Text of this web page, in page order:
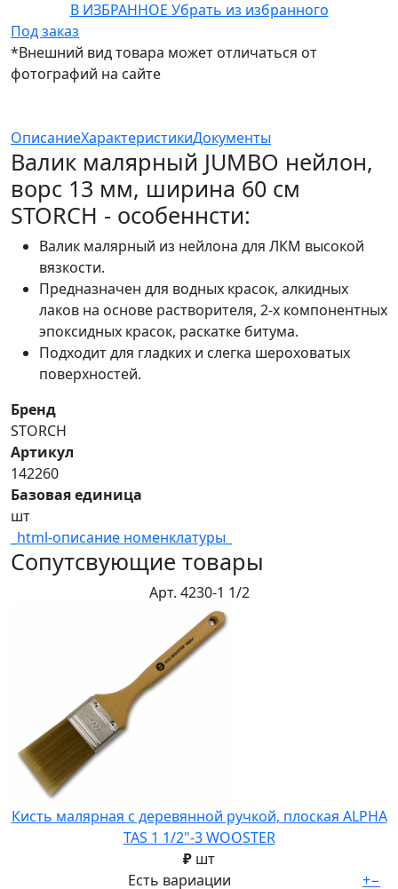
В ИЗБРАННОЕ Убрать из избранного
Под заказ
*Внешний вид товара может отличаться от
фотографий на сайте
ОписаниеХарактеристикиДокументы
Валик малярный JUMBO нейлон,
ворс 13 мм, ширина 60 см
STORCH - особеннсти:
Валик малярный из нейлона для ЛКМ высокой
вязкости.
Предназначен для водных красок, алкидных
лаков на основе растворителя, 2-х компонентных
эпоксидных красок, раскатке битума.
Подходит для гладких и слегка шероховатых
поверхностей.
Бренд
STORCH
Артикул
142260
Базовая единица
шт
_html-описание номенклатуры_
Сопутсвующие товары
Арт. 4230-1 1/2
Кисть малярная с деревянной ручкой, плоская ALPHA
TAS 1 1/2"-3 WOOSTER
₽ шт
Есть вариации
+−